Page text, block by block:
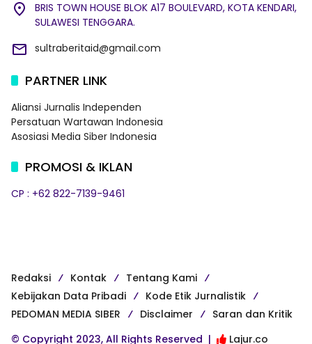
BRIS TOWN HOUSE BLOK A17 BOULEVARD, KOTA KENDARI,
SULAWESI TENGGARA.
sultraberitaid@gmail.com
PARTNER LINK
Aliansi Jurnalis Independen
Persatuan Wartawan Indonesia
Asosiasi Media Siber Indonesia
PROMOSI & IKLAN
CP : +62 822-7139-9461
Redaksi Kontak
Tentang Kami
Kebijakan Data Pribadi
Kode Etik Jurnalistik
PEDOMAN MEDIA SIBER
Disclaimer
Saran dan Kritik
© Copyright 2023, All Rights Reserved |
Lajur.co